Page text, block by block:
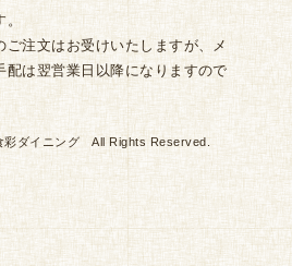
。
ご注文はお受けいたしますが、メ
配は翌営業日以降になりますので
ダイニング All Rights Reserved.